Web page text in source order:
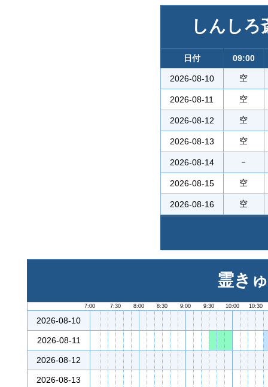
しんしろ
日付 09:00
2026-08-10 空
2026-08-11 空
2026-08-12 空
2026-08-13 空
2026-08-14 －
2026-08-15 空
2026-08-16 空
霊き
7:00 7:30 8:00 8:30 9:00 9:30 10:00 10:30
2026-08-10
2026-08-11
2026-08-12
2026-08-13